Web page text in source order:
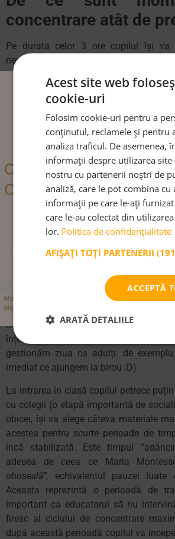
concentrare atât de
Pe durata celor 3 ore copilul își va
necesare, conform propriilor nevoi.
material (perioada de concentrare
ca durată și poate cuprinde câteva
(depinzând de diferiți factori externi
copil în acea zi). Atingerea perioadei de
a copilului este principalul obiectiv al
ore. Lucrând absorbit, copilul
informațiile aferente materialului
descoperi singur ceva, acel lucru
interiorizat și îți oferă o satisfacție pe
a informației nu o poate egala. Din
Montessori observă, încurajează și
momente prețioase(având grijă ca
ore, reprezintă trecerea prin mai
Acestea pot fi prezente în segmentul de
a fi însă obligatorii sau fără ca
neapărat într-o ordine anume (pe
înțelegem foarte bine, fiind similare
gestionăm ziua ca adulți: de
imediat ce ajungem la birou :D).
La intrarea în clasă copilul petrece
cu colegii (o etapă importantă de
obicei, își va alege câteva materiale
acestea pentru scurte perioade de
încă stabilizată. Este timpul
adesea de ceea ce Maria
oboseală”, echivalentul pauzei
Aceasta reprezintă o perioadă de
important ca educatorul să nu
firesc al ciclului de concentrare
după această perioadă copilul va
Acest site web
cookie-uri
Folosim cookie-uri pentru a
conținutul, reclamele și pentru
analiza traficul. De asemenea,
informații despre utilizarea
nostru cu partenerii noștri de
analiză, care le pot combina cu
informații pe care le-ați
care le-au colectat din
lor. Politica de confidențialitate
AFIȘAȚI TOȚI PARTENERII
ACCEPTĂ
ARATĂ DETALIILE